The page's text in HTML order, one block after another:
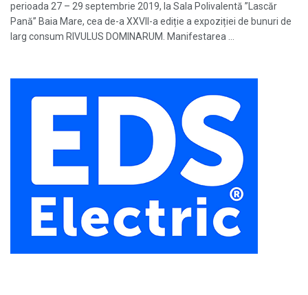
perioada 27 – 29 septembrie 2019, la Sala Polivalentă ”Lascăr
Pană” Baia Mare, cea de-a XXVII-a ediție a expoziției de bunuri de
larg consum RIVULUS DOMINARUM. Manifestarea ...